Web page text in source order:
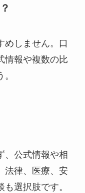
めしません。口
情報や複数の比
、公式情報や相
法律、医療、安
選択肢です。